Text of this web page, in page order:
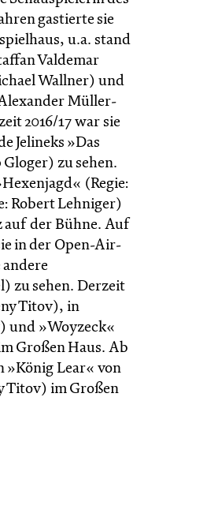
gastierte sie
u.a. stand
Valdemar
Wallner) und
Müller-
2016/17 war sie
Jelineks »Das
zu sehen.
(Regie:
Robert Lehniger)
auf der Bühne. Auf
in der Open-Air-
zu sehen. Derzeit
Titov), in
und »Woyzeck«
Großen Haus. Ab
»König Lear« von
Titov) im Großen